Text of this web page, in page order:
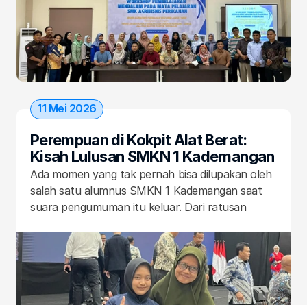
Perempuan di Kokpit Alat Berat:
Kisah Lulusan SMKN 1 Kademangan
yang Menembus Batas Industri
Ada momen yang tak pernah bisa dilupakan oleh
salah satu alumnus SMKN 1 Kademangan saat
suara pengumuman itu keluar. Dari ratusan
School), ia tercatat sebagai satu dari hanya tujuh
orang yang lolos. Tapi ada yang lebih istimewa: ia
adalah satu‑satunya perempuan di angkatan itu.
“Yang saya rasakan pertama kali dinyatakan
11 Mei 2026